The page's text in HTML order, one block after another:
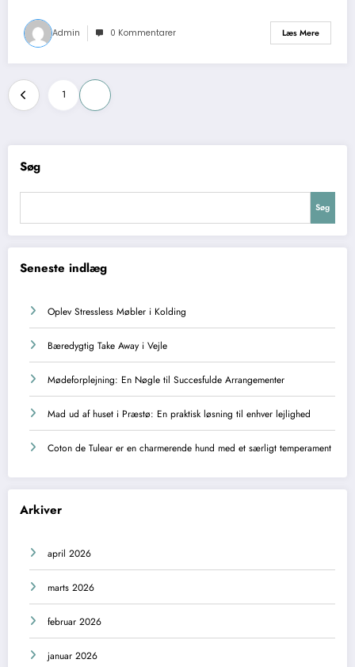
Admin 0 Kommentarer Læs Mere
Indlægsinddeling
1
Søg
Søg
Seneste indlæg
Oplev Stressless Møbler i Kolding
Bæredygtig Take Away i Vejle
Mødeforplejning: En Nøgle til Succesfulde Arrangementer
Mad ud af huset i Præstø: En praktisk løsning til enhver lejlighed
Coton de Tulear er en charmerende hund med et særligt temperament
Arkiver
april 2026
marts 2026
februar 2026
januar 2026